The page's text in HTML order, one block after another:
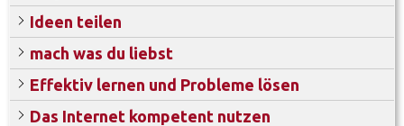
Ideen teilen
mach was du liebst
Effektiv lernen und Probleme lösen
Das Internet kompetent nutzen